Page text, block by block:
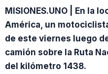
MISIONES.UNO | En la
América, un
de este viernes luego
camión sobre la Ruta
del kilómetro 1438.